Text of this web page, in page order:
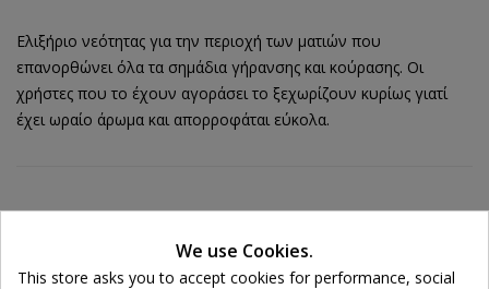
Ελιξήριο νεότητας για την περιοχή των ματιών που
επανορθώνει όλα τα σημάδια γήρανσης και κούρασης. Οι
χρήστες που το έχουν αγοράσει το ξεχωρίζουν κυρίως γιατί
έχει ωραίο άρωμα και απορροφάται εύκολα.
 ADD TO CART
We use Cookies.
This store asks you to accept cookies for performance, social